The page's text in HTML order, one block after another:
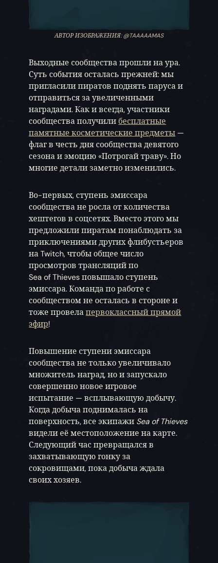
АВТОР ИЗОБРАЖЕНИЯ: @TAAAAAMAS
Выходные сообщества прошли на ура.
Суть события осталась прежней: мы
пригласили пиратов поднять паруса и
отправиться за увеличенными
наградами. Как и всегда, участники
сообщества получили бесплатные
памятные косметические предметы —
флаг в честь дня сообщества девятого
сезона и эмоцию «Потрогай траву». Но
многие детали заметно изменились.
Во-первых, ступень эмиссара
сообщества не росла от количества
хештегов в соцсетях. Вместо этого мы
предложили пиратам понаблюдать за
приключениями других флибустьеров
на Twitch, чтобы общее число
просмотров трансляций по
Sea of Thieves повышало ступень
эмиссара. Команда по работе с
сообществом не осталась в стороне и
тоже провелапервоклассный прямой
эфир!
Повышение ступени эмиссара
сообщества не только увеличивало
множитель наград, но и запускало
совершенно новое игровое
испытание — всплывающую добычу.
Когда добыча поднималась на
поверхность, все экипажи Sea of Thieves
видели её местоположение на карте.
Следующий час превращался в
захватывающую гонку за
сокровищами, пока добыча ждала
своих хозяев.